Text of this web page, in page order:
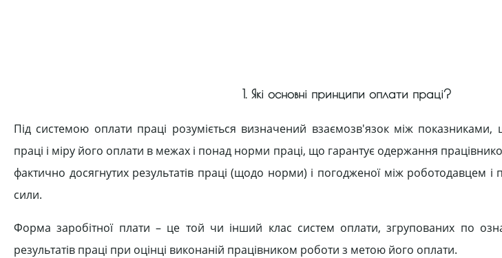
1. Які основні принципи оплати праці?
Під системою оплати праці розуміється визначений взаємозв'язок між
праці і міру його оплати в межах і понад норми праці, що гарантує одержання
фактично досягнутих результатів праці (щодо норми) і погодженої між роботодавцем
сили.
Форма заробітної плати – це той чи інший клас систем оплати, згрупованих по
результатів праці при оцінці виконаній працівником роботи з метою його оплати.